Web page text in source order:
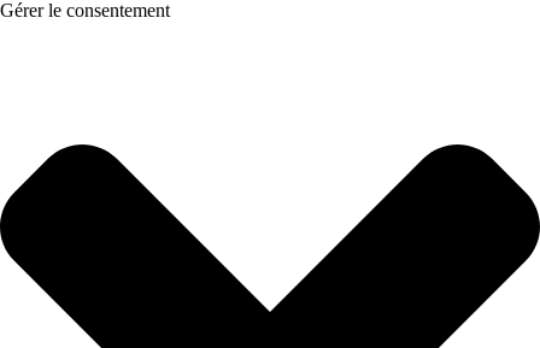
Gérer le consentement